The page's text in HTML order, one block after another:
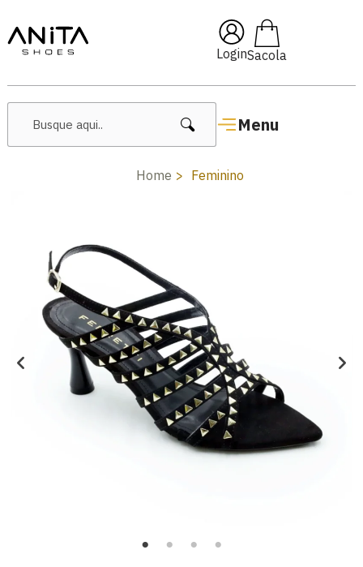
Login
Menu
🔥 Lançamentos
Home Feminino